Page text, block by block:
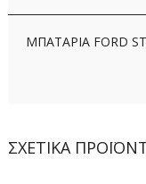
ΜΠΑΤΑΡΙΑ FORD
ΣΧΕΤΙΚΆ